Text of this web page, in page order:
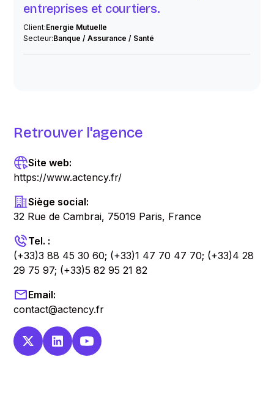
entreprises et courtiers.
Client:Energie Mutuelle
Secteur:Banque / Assurance / Santé
Retrouver l'agence
Site web:
https://www.actency.fr/
Siège social:
32 Rue de Cambrai, 75019 Paris, France
Tel. :
(+33)3 88 45 30 60; (+33)1 47 70 47 70; (+33)4 28
29 75 97; (+33)5 82 95 21 82
Email:
contact@actency.fr